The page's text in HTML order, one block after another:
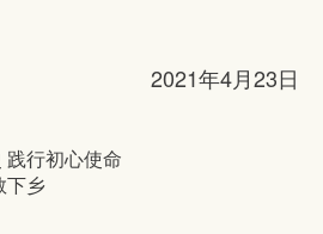
2021年4月23日
行初心使命
下乡